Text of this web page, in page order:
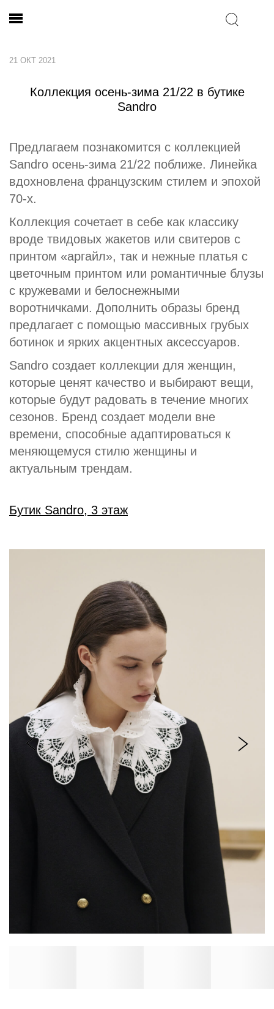
21 ОКТ 2021
Коллекция осень-зима 21/22 в бутике
Sandro
Предлагаем познакомится с коллекцией
Sandro осень-зима 21/22 поближе. Линейка
вдохновлена французским стилем и эпохой
70-х.
Коллекция сочетает в себе как классику
вроде твидовых жакетов или свитеров с
принтом «аргайл», так и нежные платья с
цветочным принтом или романтичные блузы
с кружевами и белоснежными
воротничками. Дополнить образы бренд
предлагает с помощью массивных грубых
ботинок и ярких акцентных аксессуаров.
Sandro создает коллекции для женщин,
которые ценят качество и выбирают вещи,
которые будут радовать в течение многих
сезонов. Бренд создает модели вне
времени, способные адаптироваться к
меняющемуся стилю женщины и
актуальным трендам.
Бутик Sandro, 3 этаж